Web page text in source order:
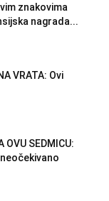
znakovima
nagrada...
VRATA: Ovi
OVU SEDMICU: